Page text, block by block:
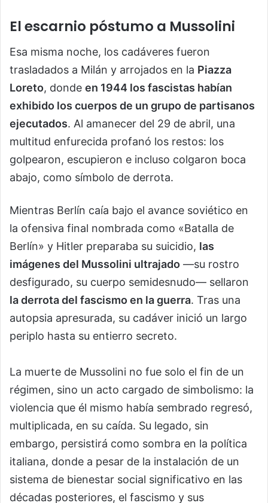
El escarnio póstumo a Mussolini
Esa misma noche, los cadáveres fueron
trasladados a Milán y arrojados en la Piazza
Loreto, donde en 1944 los fascistas habían
exhibido los cuerpos de un grupo de partisanos
ejecutados. Al amanecer del 29 de abril, una
multitud enfurecida profanó los restos: los
golpearon, escupieron e incluso colgaron boca
abajo, como símbolo de derrota.
Mientras Berlín caía bajo el avance soviético en
la ofensiva final nombrada como «Batalla de
Berlín» y Hitler preparaba su suicidio, las
imágenes del Mussolini ultrajado —su rostro
desfigurado, su cuerpo semidesnudo— sellaron
la derrota del fascismo en la guerra. Tras una
autopsia apresurada, su cadáver inició un largo
periplo hasta su entierro secreto.
La muerte de Mussolini no fue solo el fin de un
régimen, sino un acto cargado de simbolismo: la
violencia que él mismo había sembrado regresó,
multiplicada, en su caída. Su legado, sin
embargo, persistirá como sombra en la política
italiana, donde a pesar de la instalación de un
sistema de bienestar social significativo en las
décadas posteriores, el fascismo y sus